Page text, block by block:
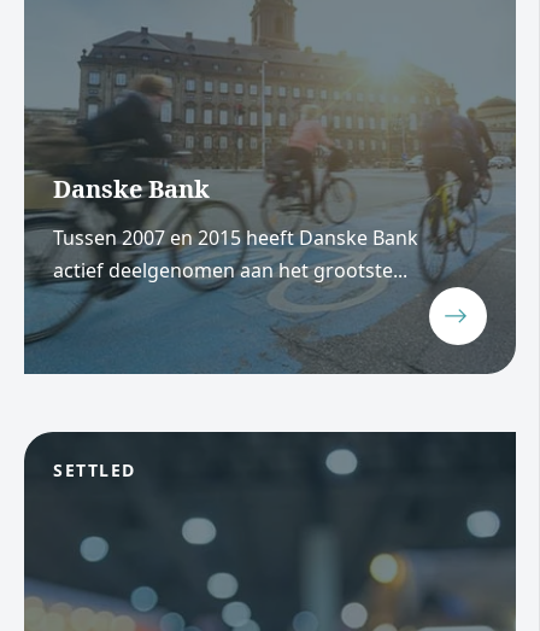
Danske Bank
Tussen 2007 en 2015 heeft Danske Bank
actief deelgenomen aan het grootste...
SETTLED